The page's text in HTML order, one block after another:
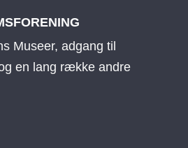
Museer, adgang til
en lang række andre